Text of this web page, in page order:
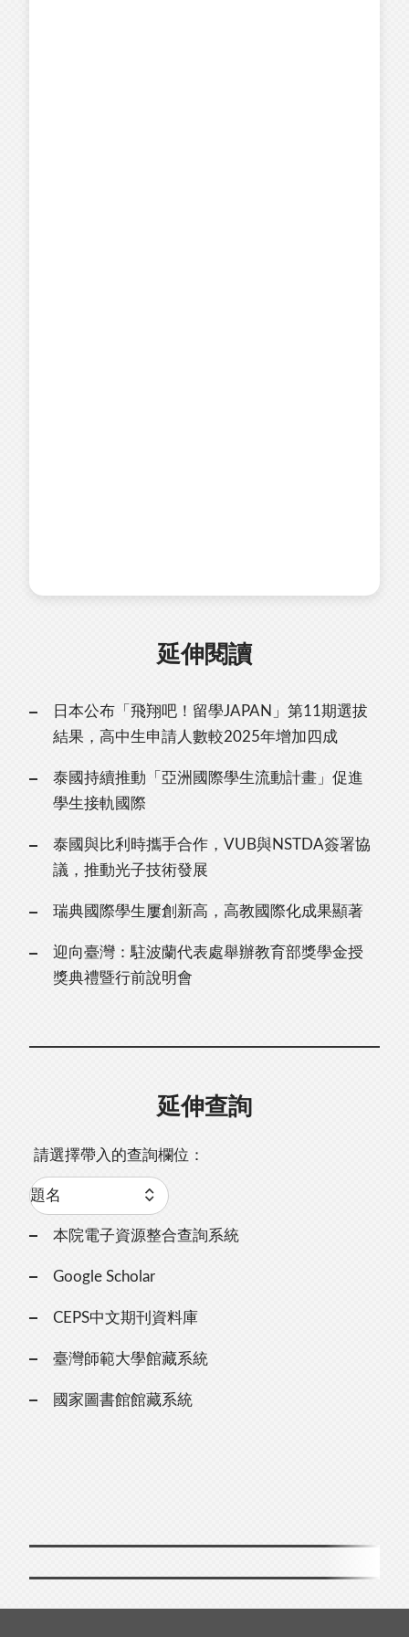
延伸閱讀
日本公布「飛翔吧！留學JAPAN」第11期選拔
結果，高中生申請人數較2025年增加四成
泰國持續推動「亞洲國際學生流動計畫」促進
學生接軌國際
泰國與比利時攜手合作，VUB與NSTDA簽署協
議，推動光子技術發展
瑞典國際學生屢創新高，高教國際化成果顯著
迎向臺灣：駐波蘭代表處舉辦教育部獎學金授
獎典禮暨行前說明會
延伸查詢
請選擇帶入的查詢欄位：
本院電子資源整合查詢系統
Google Scholar
CEPS中文期刊資料庫
臺灣師範大學館藏系統
國家圖書館館藏系統